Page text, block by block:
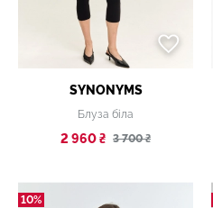
SYNONYMS
Блуза біла
2 960 ₴ 3 700 ₴
10%